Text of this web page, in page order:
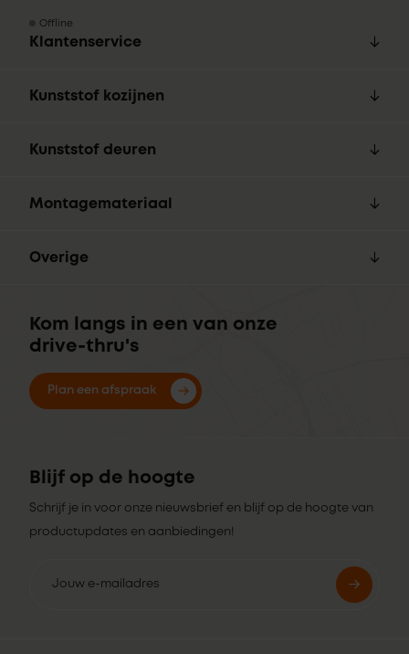
Offline
Klantenservice
Kunststof kozijnen
Kunststof deuren
Montagemateriaal
Overige
Kom langs in een van onze
drive-thru's
Plan een afspraak
Blijf op de hoogte
Schrijf je in voor onze nieuwsbrief en blijf op de hoogte van
productupdates en aanbiedingen!